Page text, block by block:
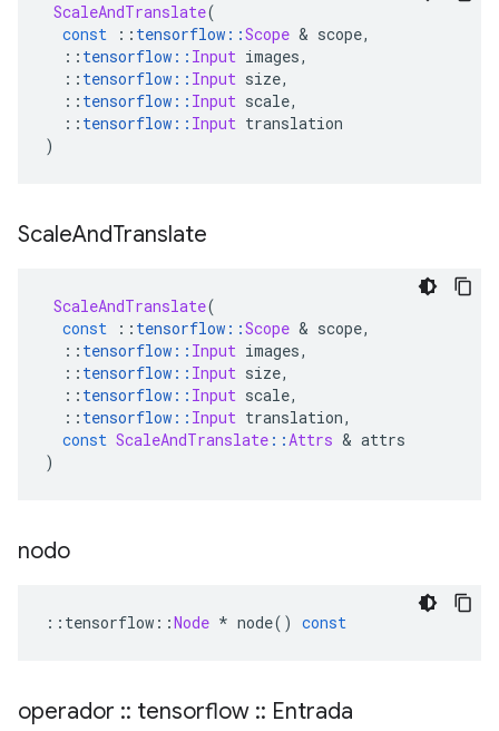
ScaleAndTranslate(
const
:: tensorflow ::Scope & scope,
:: tensorflow :: Input images,
:: tensorflow :: Input size,
:: tensorflow :: Input scale,
:: tensorflow :: Input translation
)
ScaleAndTranslate
ScaleAndTranslate(
const
:: tensorflow ::Scope & scope,
:: tensorflow :: Input images,
:: tensorflow :: Input size,
:: tensorflow :: Input scale,
:: tensorflow :: Input translation,
const ScaleAndTranslate ::Attrs & attrs
)
nodo
:: tensorflow ::Node * node() const
operador :: tensorflow :: Entrada